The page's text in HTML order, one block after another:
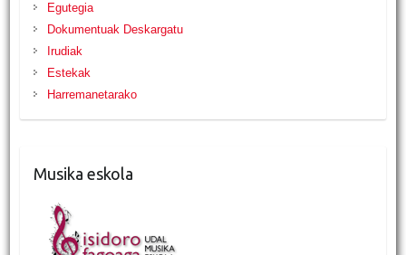
Egutegia
Dokumentuak Deskargatu
Irudiak
Estekak
Harremanetarako
Musika eskola